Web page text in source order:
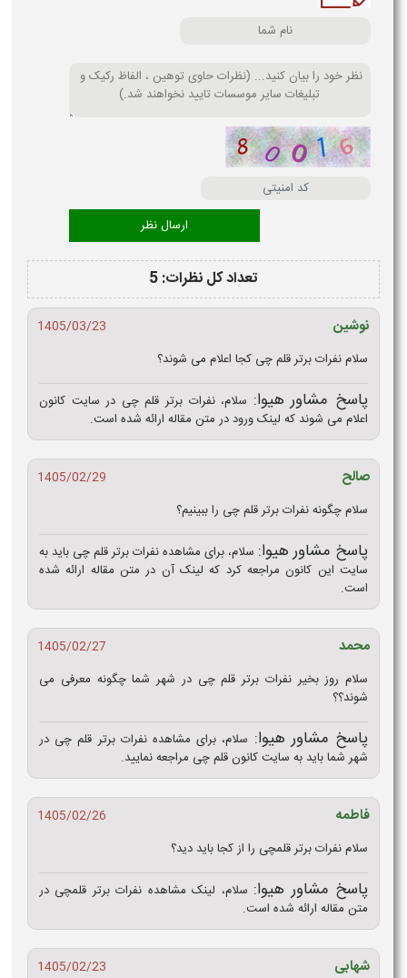
تعداد کل نظرات: 5
نوشین
1405/03/23
سلام نفرات برتر قلم چی کجا اعلام می شوند؟
پاسخ مشاور هیوا: سلام، نفرات برتر قلم چی در سایت کانون
اعلام می شوند که لینک ورود در متن مقاله ارائه شده است.
صالح
1405/02/29
سلام چگونه نفرات برتر قلم چی را ببینیم؟
پاسخ مشاور هیوا: سلام، برای مشاهده نفرات برتر قلم چی باید به
سایت این کانون مراجعه کرد که لینک آن در متن مقاله ارائه شده
است.
محمد
1405/02/27
سلام روز بخیر نفرات برتر قلم چی در شهر شما چگونه معرفی می
شوند؟؟
پاسخ مشاور هیوا: سلام، برای مشاهده نفرات برتر قلم چی در
شهر شما باید به سایت کانون قلم چی مراجعه نمایید.
فاطمه
1405/02/26
سلام نفرات برتر قلمچی را از کجا باید دید؟
پاسخ مشاور هیوا: سلام، لینک مشاهده نفرات برتر قلمچی در
متن مقاله ارائه شده است.
شهابی
1405/02/23